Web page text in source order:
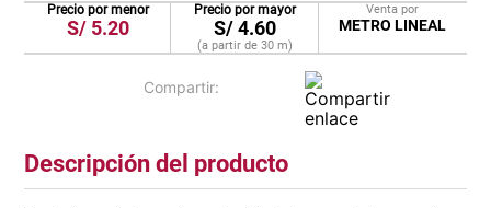
Precio por menor
S/ 5.20
Precio por mayor
S/4.60
(a partir de 30 m)
Venta por
METRO LINEAL
Descripción del producto